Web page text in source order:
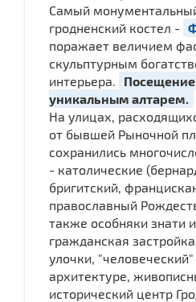
Самый
гродненский костел -
поражает величием
скульптурным
интерьера.
Посещение
уникальным алтарем.
На улицах,
от бывшей Рыночной
сохранились
- католические
бригитский,
православный
также особняки знати
гражданская
улочки,
архитектуре,
исторический центр